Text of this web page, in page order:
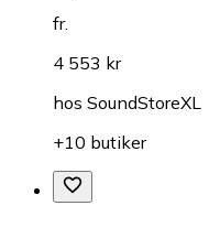
fr.
4 553 kr
hos SoundStoreXL
+10 butiker